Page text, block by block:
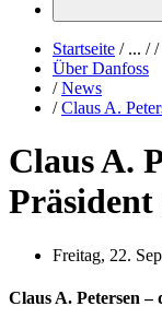
Startseite /... / /
Über Danfoss
/ News
/ Claus A.
Claus A.
Präsident
Freitag, 22.
Claus A. Petersen